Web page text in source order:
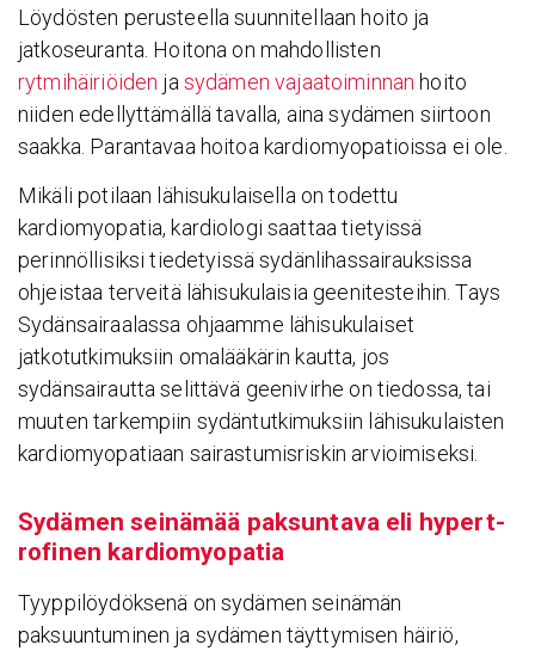
Löydösten perusteella suunnitellaan hoito ja
jatkoseuranta. Hoitona on mahdollisten
rytmihäiriöiden jasydämen vajaatoiminnan hoito
niiden edellyttämällä tavalla, aina sydämen siirtoon
saakka. Parantavaa hoitoa kardiomyopatioissa ei ole.
Mikäli potilaan lähisukulaisella on todettu
kardiomyopatia, kardiologi saattaa tietyissä
perinnöllisiksi tiedetyissä sydänlihassairauksissa
ohjeistaa terveitä lähisukulaisia geenitesteihin. Tays
Sydänsairaalassa ohjaamme lähisukulaiset
jatkotutkimuksiin omalääkärin kautta, jos
sydänsairautta selittävä geenivirhe on tiedossa, tai
muuten tarkempiin sydäntutkimuksiin lähisukulaisten
kardiomyopatiaan sairastumisriskin arvioimiseksi.
Sydämen seinämää paksun­tava eli hypert­
ro­finen kardio­my­opatia
Tyyppilöydöksenä on sydämen seinämän
paksuuntuminen ja sydämen täyttymisen häiriö,